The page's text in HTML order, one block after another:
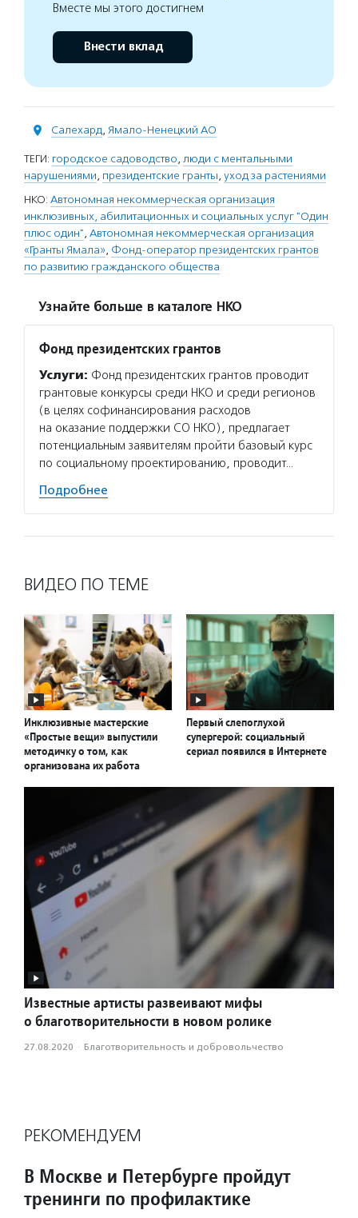
Вместе мы этого достигнем
Внести вклад
Салехард, Ямало-Ненецкий АО
ТЕГИ: городское садоводство, люди с ментальными
нарушениями, президентские гранты, уход за растениями
НКО: Автономная некоммерческая организация
инклюзивных, абилитационных и социальных услуг "Один
плюс один", Автономная некоммерческая организация
«Гранты Ямала», Фонд-оператор президентских грантов
по развитию гражданского общества
Узнайте больше в каталоге НКО
Фонд президентских грантов
Услуги: Фонд президентских грантов проводит
грантовые конкурсы среди НКО и среди регионов
(в целях софинансирования расходов
на оказание поддержки СО НКО), предлагает
потенциальным заявителям пройти базовый курс
по социальному проектированию, проводит…
Подробнее
ВИДЕО ПО ТЕМЕ
Инклюзивные мастерские
«Простые вещи» выпустили
методичку о том, как
организована их работа
Первый слепоглухой
супергерой: социальный
сериал появился в Интернете
Известные артисты развеивают мифы
о благотворительности в новом ролике
27.08.2020 · Благотвори­тель­ность и доброволь­чест­во
РЕКОМЕНДУЕМ
В Москве и Петербурге пройдут
тренинги по профилактике